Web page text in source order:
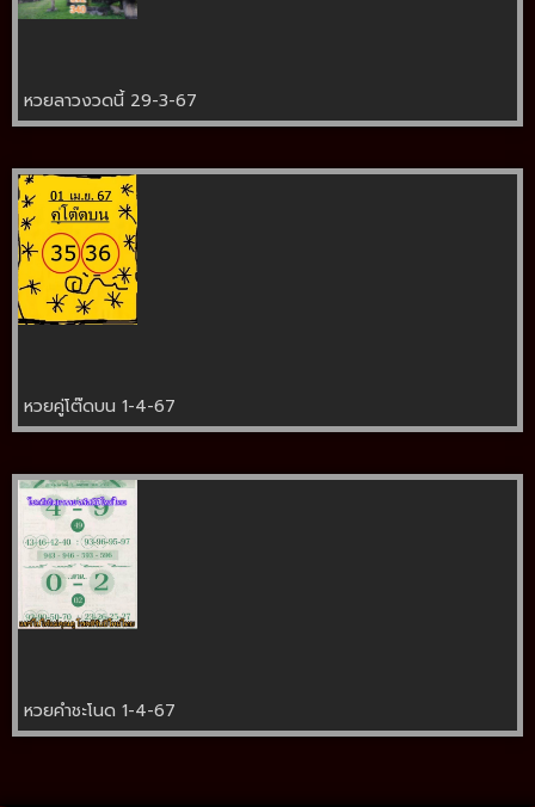
หวยลาวงวดนี้ 29-3-67
หวยคู่โต๊ดบน 1-4-67
หวยคำชะโนด 1-4-67